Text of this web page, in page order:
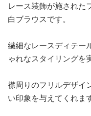
レース装飾が施された
白ブラウスです。
繊細なレースディテー
ゃれなスタイリングを
襟周りのフリルデザイ
い印象を与えてくれます